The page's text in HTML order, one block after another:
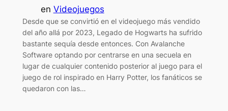
en Videojuegos
Desde que se convirtió en el videojuego más vendido
del año allá por 2023, Legado de Hogwarts ha sufrido
bastante sequía desde entonces. Con Avalanche
Software optando por centrarse en una secuela en
lugar de cualquier contenido posterior al juego para el
juego de rol inspirado en Harry Potter, los fanáticos se
quedaron con las…